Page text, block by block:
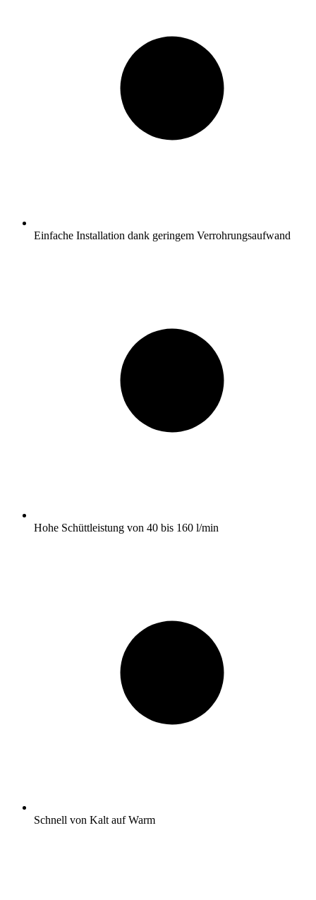
Einfache Installation dank geringem Verrohrungsaufwand
Hohe Schüttleistung von 40 bis 160 l/min
Schnell von Kalt auf Warm